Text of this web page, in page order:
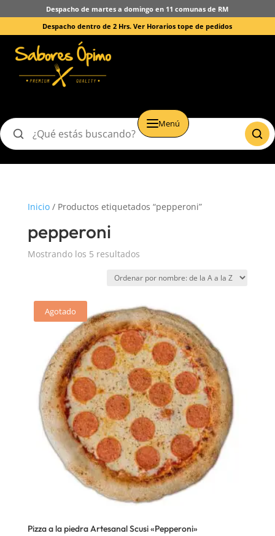
Despacho de martes a domingo en 11 comunas de RM
Despacho dentro de 2 Hrs.Ver Horarios tope de pedidos
Menú
Buscar
Inicio/ Productos etiquetados “pepperoni”
pepperoni
Mostrando los 5 resultados
Agotado
Pizza a la piedra Artesanal Scusi «Pepperoni»